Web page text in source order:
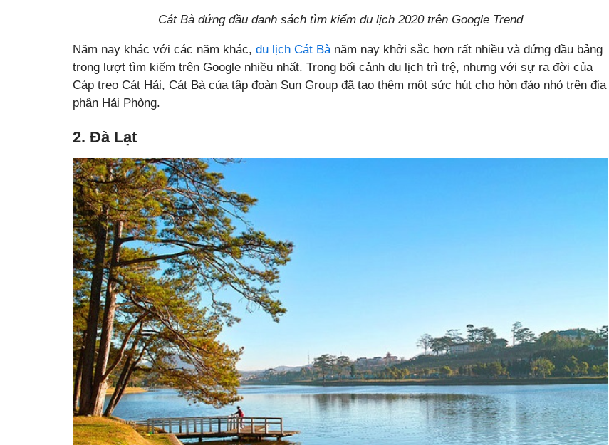
Cát Bà đứng đầu danh sách tìm kiếm du lịch 2020 trên Google Trend
Năm nay khác với các năm khác, du lịch Cát Bànăm nay khởi sắc hơn rất nhiều và đứng đầu bảng
trong lượt tìm kiếm trên Google nhiều nhất. Trong bối cảnh du lịch trì trệ, nhưng với sự ra đời của
Cáp treo Cát Hải, Cát Bà của tập đoàn Sun Group đã tạo thêm một sức hút cho hòn đảo nhỏ trên địa
phận Hải Phòng.
2. Đà Lạt